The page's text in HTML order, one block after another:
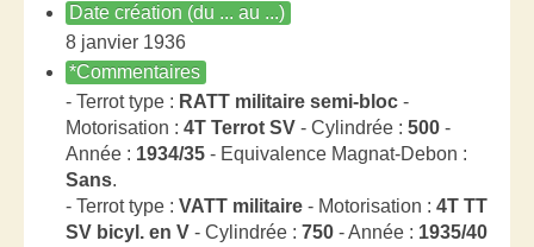
Date création (du ... au ...)
8 janvier 1936
*Commentaires
- Terrot type : RATT militaire semi-bloc -
Motorisation : 4T Terrot SV - Cylindrée : 500 -
Année : 1934/35 - Equivalence Magnat-Debon :
Sans.
- Terrot type : VATT militaire - Motorisation : 4T TT
SV bicyl. en V - Cylindrée : 750 - Année : 1935/40